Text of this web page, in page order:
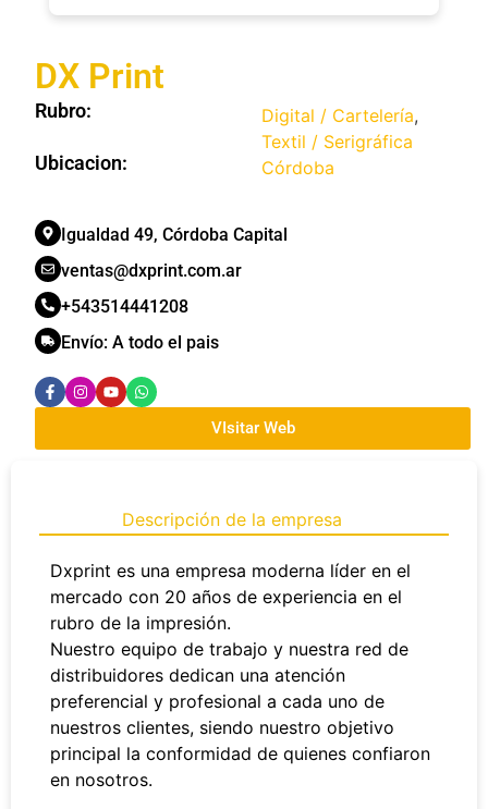
DX Print
Rubro: Digital / Cartelería,
Textil / Serigráfica
Ubicacion:
Córdoba
Igualdad 49, Córdoba Capital
ventas@dxprint.com.ar
+543514441208
Envío: A todo el pais
VIsitar Web
Descripción de la empresa
Dxprint es una empresa moderna líder en el
mercado con 20 años de experiencia en el
rubro de la impresión.
Nuestro equipo de trabajo y nuestra red de
distribuidores dedican una atención
preferencial y profesional a cada uno de
nuestros clientes, siendo nuestro objetivo
principal la conformidad de quienes confiaron
en nosotros.